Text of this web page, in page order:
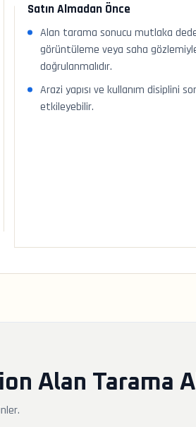
Satın Almadan Önce
Alan tarama sonucu mutlaka
görüntüleme veya saha
doğrulanmalıdır.
Arazi yapısı ve kullanım disiplini
etkileyebilir.
Alan